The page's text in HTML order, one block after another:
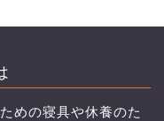
めの寝具や休養のた